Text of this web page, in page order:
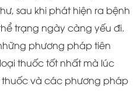
sau khi phát hiện ra bệnh
trạng ngày càng yếu đi.
phương pháp tiên
thuốc tốt nhất mà lúc
thuốc và các phương pháp